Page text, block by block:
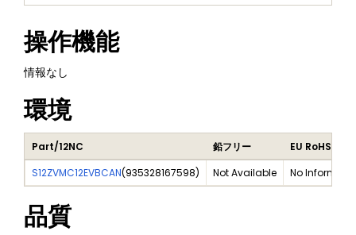
操作機能
情報なし
環境
Part/12NC 鉛フリー
EU RoHS
S12ZVMC12EVBCAN(935328167598) Not Available No
品質